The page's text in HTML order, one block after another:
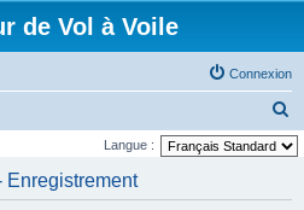
de Vol à Voile
Connexion
e
Langue :
Enregistrement